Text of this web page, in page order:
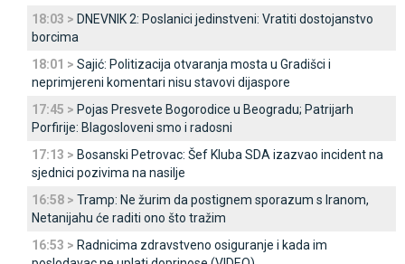
18:03 > DNEVNIK 2: Poslanici jedinstveni: Vratiti dostojanstvo
borcima
18:01 > Sajić: Politizacija otvaranja mosta u Gradišci i
neprimjereni komentari nisu stavovi dijaspore
17:45 > Pojas Presvete Bogorodice u Beogradu; Patrijarh
Porfirije: Blagosloveni smo i radosni
17:13 > Bosanski Petrovac: Šef Kluba SDA izazvao incident na
sjednici pozivima na nasilje
16:58 > Tramp: Ne žurim da postignem sporazum s Iranom,
Netanijahu će raditi ono što tražim
16:53 > Radnicima zdravstveno osiguranje i kada im